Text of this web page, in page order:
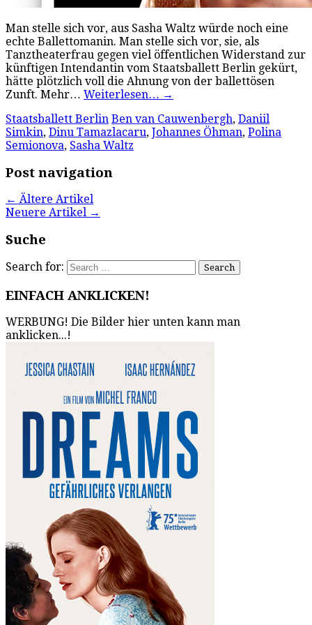
Man stelle sich vor, aus Sasha Waltz würde noch eine
echte Ballettomanin. Man stelle sich vor, sie, als
Tanztheaterfrau gegen viel öffentlichen Widerstand zur
künftigen Intendantin vom Staatsballett Berlin gekürt,
hätte plötzlich voll die Ahnung von der ballettösen
Zunft. Mehr… Weiterlesen… →
Staatsballett Berlin Ben van Cauwenbergh, Daniil
Simkin, Dinu Tamazlacaru, Johannes Öhman, Polina
Semionova, Sasha Waltz
Post navigation
← Ältere Artikel
Neuere Artikel →
Suche
Search for:
EINFACH ANKLICKEN!
WERBUNG! Die Bilder hier unten kann man
anklicken...!